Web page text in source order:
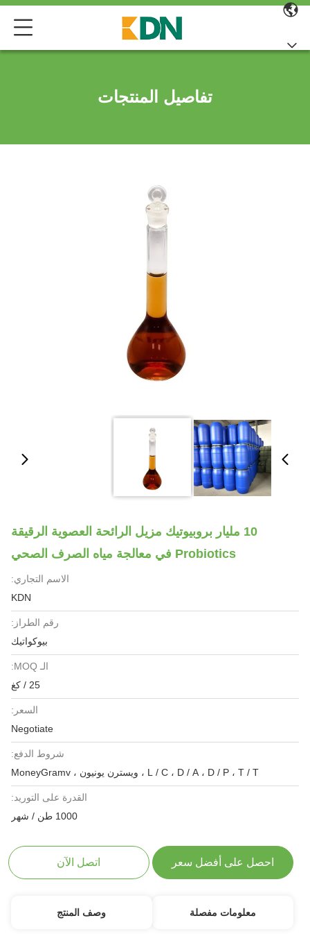
تفاصيل المنتجات
10 مليار بروبيوتيك مزيل الرائحة العصوية الرقيقة
Probiotics في معالجة مياه الصرف الصحي
الاسم التجاري:
KDN
رقم الطراز:
بيوكواتيك
الـ MOQ:
25 / كغ
السعر:
Negotiate
شروط الدفع:
L / C ، D / A ، D / P ، T / T ، ويسترن يونيون ، MoneyGramv
القدرة على التوريد:
1000 طن / شهر
احصل على أفضل سعر اتصل الآن
معلومات مفصلة وصف المنتج